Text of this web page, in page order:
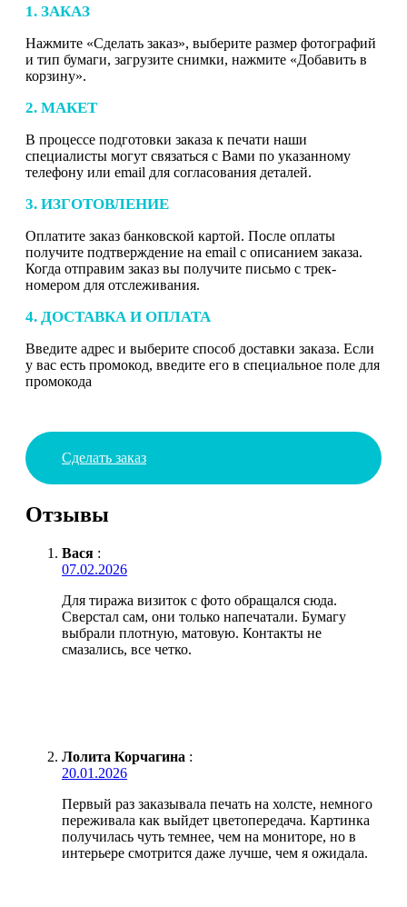
1. ЗАКАЗ
Нажмите «Сделать заказ», выберите размер фотографий
и тип бумаги, загрузите снимки, нажмите «Добавить в
корзину».
2. МАКЕТ
В процессе подготовки заказа к печати наши
специалисты могут связаться с Вами по указанному
телефону или email для согласования деталей.
3. ИЗГОТОВЛЕНИЕ
Оплатите заказ банковской картой. После оплаты
получите подтверждение на email с описанием заказа.
Когда отправим заказ вы получите письмо с трек-
номером для отслеживания.
4. ДОСТАВКА И ОПЛАТА
Введите адрес и выберите способ доставки заказа. Если
у вас есть промокод, введите его в специальное поле для
промокода
Сделать заказ
Отзывы
Вася :
07.02.2026
Для тиража визиток с фото обращался сюда.
Сверстал сам, они только напечатали. Бумагу
выбрали плотную, матовую. Контакты не
смазались, все четко.
Лолита Корчагина :
20.01.2026
Первый раз заказывала печать на холсте, немного
переживала как выйдет цветопередача. Картинка
получилась чуть темнее, чем на мониторе, но в
интерьере смотрится даже лучше, чем я ожидала.